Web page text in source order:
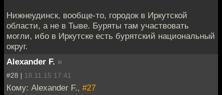
Нижнеудинск, вообще-то, городок в Иркутской
области, а не в Тыве. Буряты там участвовать
могли, ибо в Иркутске есть бурятский национальный
округ.
Alexander F. »
#28 | 18.11.15 17:41
Кому: Alexander F., #27